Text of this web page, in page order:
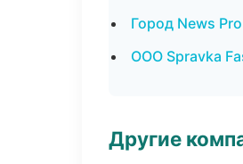
Город News
ООО Spravka
Другие